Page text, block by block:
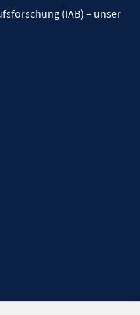
(IAB) – unser